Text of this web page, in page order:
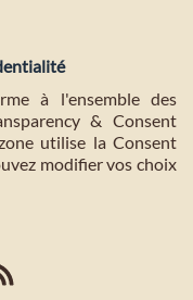
à l'ensemble des
& Consent
utilise la Consent
modifier vos choix